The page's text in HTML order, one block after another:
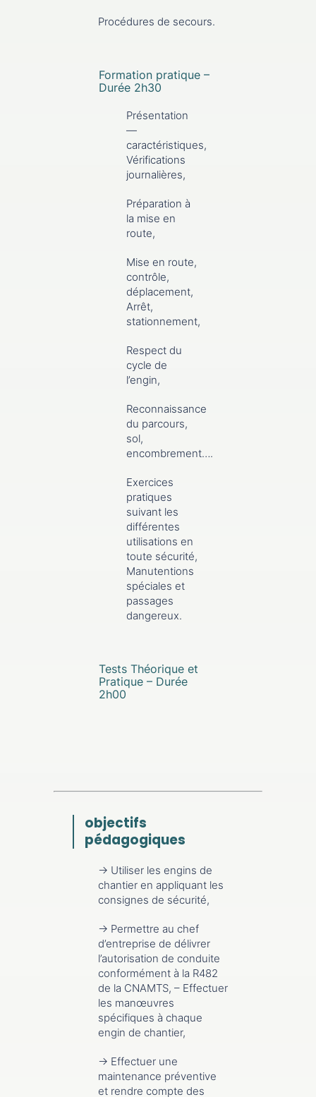
Procédures de secours.
Formation pratique –
Durée 2h30
Présentation
—
caractéristiques,
Vérifications
journalières,
Préparation à
la mise en
route,
Mise en route,
contrôle,
déplacement,
Arrêt,
stationnement,
Respect du
cycle de
l’engin,
Reconnaissance
du parcours,
sol,
encombrement….
Exercices
pratiques
suivant les
différentes
utilisations en
toute sécurité,
Manutentions
spéciales et
passages
dangereux.
Tests Théorique et
Pratique – Durée
2h00
objectifs
pédagogiques
→ Utiliser les engins de
chantier en appliquant les
consignes de sécurité,
→ Permettre au chef
d’entreprise de délivrer
l’autorisation de conduite
conformément à la R482
de la CNAMTS, – Effectuer
les manœuvres
spécifiques à chaque
engin de chantier,
→ Effectuer une
maintenance préventive
et rendre compte des